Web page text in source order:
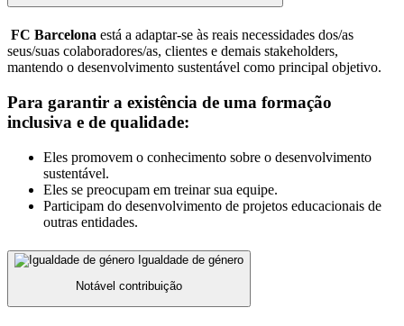
FC Barcelona está a adaptar-se às reais necessidades dos/as
seus/suas colaboradores/as, clientes e demais stakeholders,
mantendo o desenvolvimento sustentável como principal objetivo.
Para garantir a existência de uma formação
inclusiva e de qualidade:
Eles promovem o conhecimento sobre o desenvolvimento
sustentável.
Eles se preocupam em treinar sua equipe.
Participam do desenvolvimento de projetos educacionais de
outras entidades.
Igualdade de género
Notável contribuição